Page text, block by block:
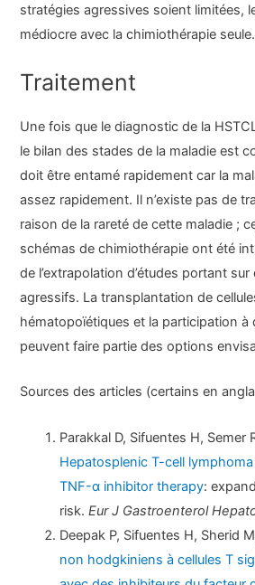
stratégies agressives soient limitées,
médiocre avec la chimiothérapie seule.
Traitement
Une fois que le diagnostic de la
le bilan des stades de la maladie est
doit être entamé rapidement car la
assez rapidement. Il n’existe pas de
raison de la rareté de cette maladie ;
schémas de chimiothérapie ont été
de l’extrapolation d’études portant sur
agressifs. La transplantation de
hématopoïétiques et la participation à
peuvent faire partie des options
Sources des articles (certains en
Parakkal D, Sifuentes H, Semer
Hepatosplenic T-cell
TNF-α inhibitor therapy:
risk.Eur J Gastroenterol
Deepak P, Sifuentes H, Sherid
non hodgkiniens à cellules T